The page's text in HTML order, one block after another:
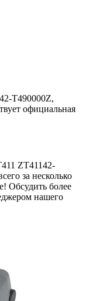
T490000Z,
официальная
ZT41142-
за несколько
Обсудить более
нашего